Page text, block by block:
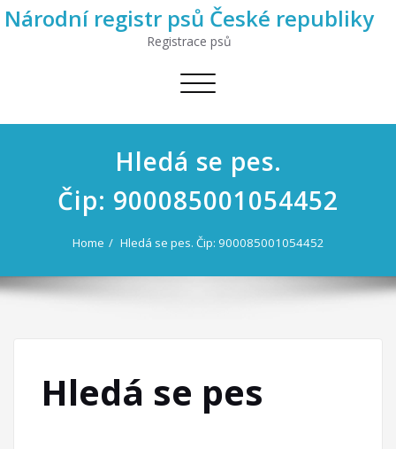
Národní registr psů České republiky
Registrace psů
Toggle
Hledá se pes.
Čip: 900085001054452
Home Hledá se pes. Čip: 900085001054452
Hledá se pes